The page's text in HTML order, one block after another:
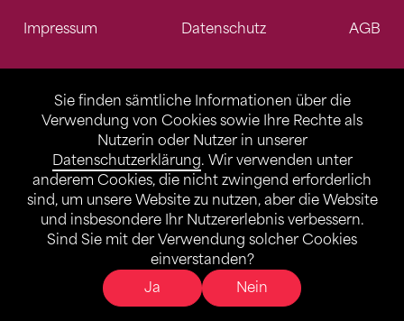
Sie finden sämtliche Informationen über die
Verwendung von Cookies sowie Ihre Rechte als
Nutzerin oder Nutzer in unserer
Datenschutzerklärung. Wir verwenden unter
anderem Cookies, die nicht zwingend erforderlich
sind, um unsere Website zu nutzen, aber die Website
und insbesondere Ihr Nutzererlebnis verbessern.
Sind Sie mit der Verwendung solcher Cookies
einverstanden?
Ja
Nein
Impressum Datenschutz AGB